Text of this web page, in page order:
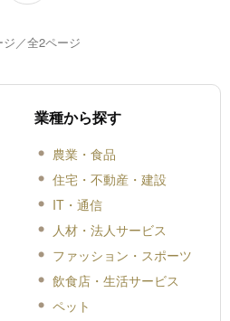
ジ／全2ページ
業種から探す
農業・食品
住宅・不動産・建設
IT・通信
人材・法人サービス
ファッション・スポーツ
飲食店・生活サービス
ペット